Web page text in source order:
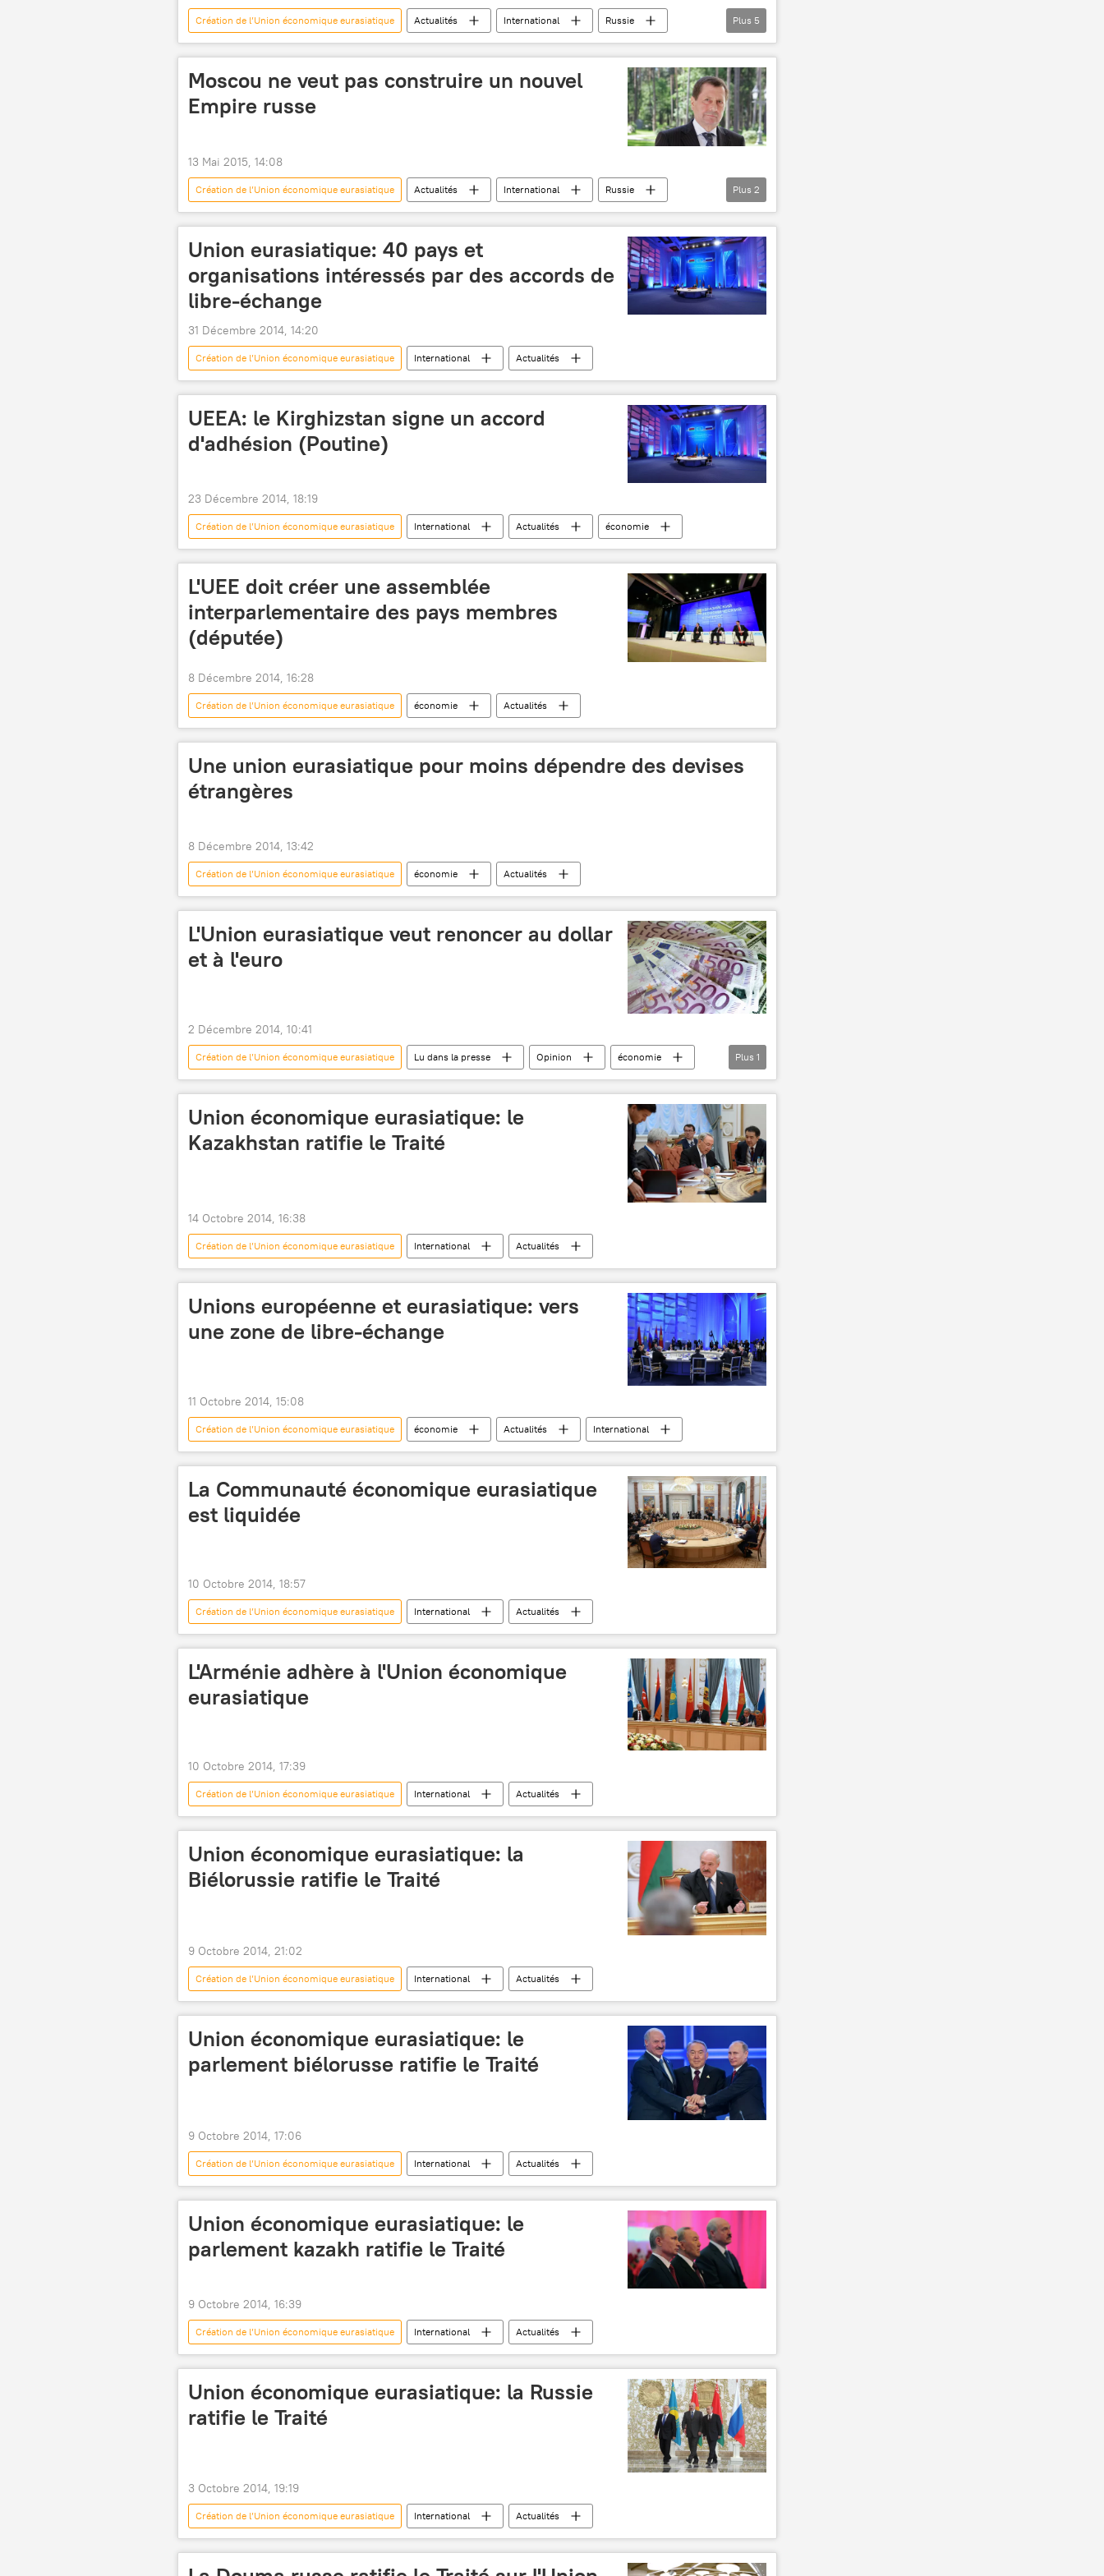
Création de l’Union économique eurasiatique Actualités International
Russie
Inde
Eurasie Andreï Slepnev
Union économique eurasiatique (UEEA)
Plus 5
Moscou ne veut pas construire un nouvel
Empire russe
13 Mai 2015, 14:08
Création de l’Union économique eurasiatique Actualités International
Russie
Vladimir Grinine
Union économique eurasiatique (UEEA)
Plus 2
Union eurasiatique: 40 pays et
organisations intéressés par des accords de
libre-échange
31 Décembre 2014, 14:20
Création de l’Union économique eurasiatique International Actualités
UEEA: le Kirghizstan signe un accord
d'adhésion (Poutine)
23 Décembre 2014, 18:19
Création de l’Union économique eurasiatique International Actualités économie
L'UEE doit créer une assemblée
interparlementaire des pays membres
(députée)
8 Décembre 2014, 16:28
Création de l’Union économique eurasiatique économie Actualités
Une union eurasiatique pour moins dépendre des devises
étrangères
8 Décembre 2014, 13:42
Création de l’Union économique eurasiatique économie Actualités
L'Union eurasiatique veut renoncer au dollar
et à l'euro
2 Décembre 2014, 10:41
Création de l’Union économique eurasiatique Lu dans la presse Opinion
économie
Actualités
Plus 1
Union économique eurasiatique: le
Kazakhstan ratifie le Traité
14 Octobre 2014, 16:38
Création de l’Union économique eurasiatique International Actualités
Unions européenne et eurasiatique: vers
une zone de libre-échange
11 Octobre 2014, 15:08
Création de l’Union économique eurasiatique économie Actualités International
La Communauté économique eurasiatique
est liquidée
10 Octobre 2014, 18:57
Création de l’Union économique eurasiatique International Actualités
L'Arménie adhère à l'Union économique
eurasiatique
10 Octobre 2014, 17:39
Création de l’Union économique eurasiatique International Actualités
Union économique eurasiatique: la
Biélorussie ratifie le Traité
9 Octobre 2014, 21:02
Création de l’Union économique eurasiatique International Actualités
Union économique eurasiatique: le
parlement biélorusse ratifie le Traité
9 Octobre 2014, 17:06
Création de l’Union économique eurasiatique International Actualités
Union économique eurasiatique: le
parlement kazakh ratifie le Traité
9 Octobre 2014, 16:39
Création de l’Union économique eurasiatique International Actualités
Union économique eurasiatique: la Russie
ratifie le Traité
3 Octobre 2014, 19:19
Création de l’Union économique eurasiatique International Actualités